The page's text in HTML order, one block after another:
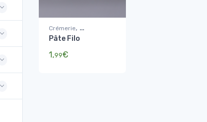
Crémerie,
Produits Frais
Pâte Filo
1,99€